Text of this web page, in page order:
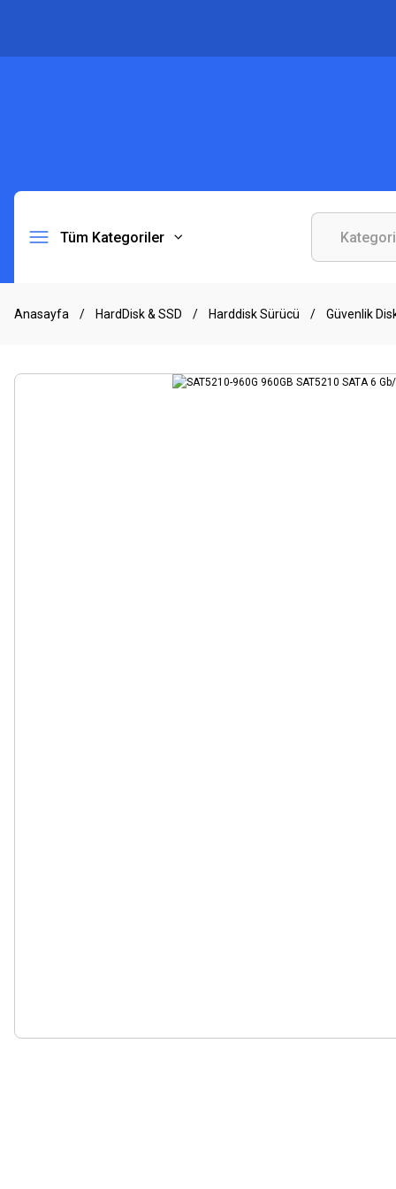
Tüm Kategoriler
Anasayfa HardDisk & SSD Harddisk Sürücü Güvenlik